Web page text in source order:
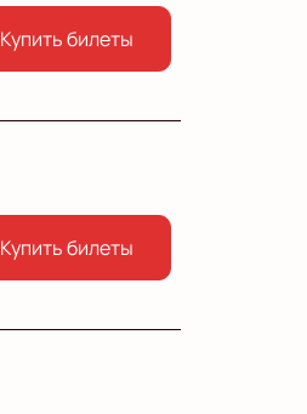
Купить билеты
Купить билеты